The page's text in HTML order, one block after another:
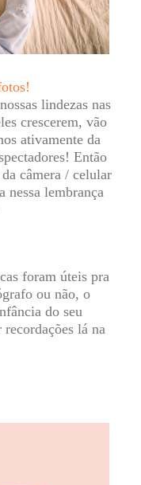
lindezas nas
crescerem, vão
ativamente da
Então
câmera / celular
nessa lembrança
foram úteis pra
ou não, o
do seu
recordações lá na